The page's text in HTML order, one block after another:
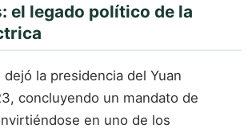
el legado político de la
la presidencia del Yuan
concluyendo un mandato de
en uno de los